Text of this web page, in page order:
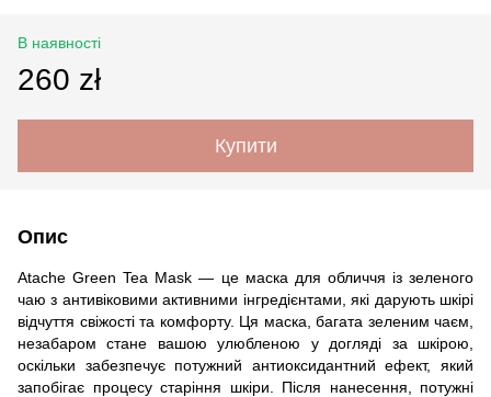
В наявності
260 zł
Купити
Опис
Atache Green Tea Mask — це маска для обличчя із зеленого
чаю з антивіковими активними інгредієнтами, які дарують шкірі
відчуття свіжості та комфорту. Ця маска, багата зеленим чаєм,
незабаром стане вашою улюбленою у догляді за шкірою,
оскільки забезпечує потужний антиоксидантний ефект, який
запобігає процесу старіння шкіри. Після нанесення, потужні